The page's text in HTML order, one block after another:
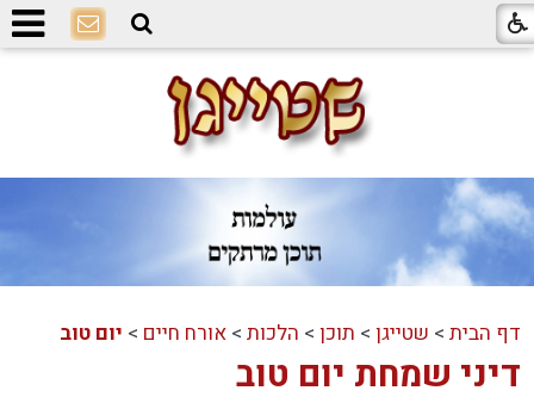
דף הבית > שטייגן > תוכן > הלכות >אורח חיים > יום טוב
דיני שמחת יום טוב